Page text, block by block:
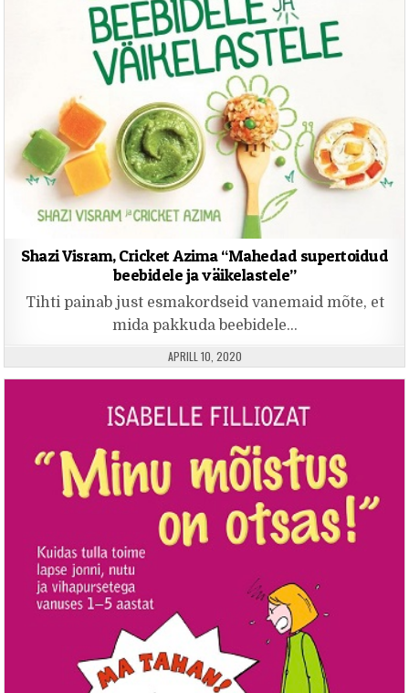
Shazi Visram, Cricket Azima “Mahedad supertoidud
beebidele ja väikelastele”
Tihti painab just esmakordseid vanemaid mõte, et
mida pakkuda beebidele…
PUBLISHED DATE:
APRILL 10, 2020